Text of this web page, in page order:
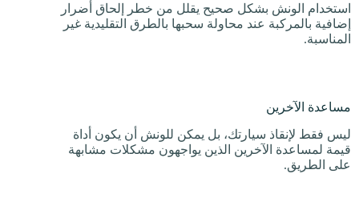
استخدام الونش بشكل صحيح يقلل من خطر إلحاق أضرار
إضافية بالمركبة عند محاولة سحبها بالطرق التقليدية غير
المناسبة.
مساعدة الآخرين
ليس فقط لإنقاذ سيارتك، بل يمكن للونش أن يكون أداة
قيمة لمساعدة الآخرين الذين يواجهون مشكلات مشابهة
على الطريق.